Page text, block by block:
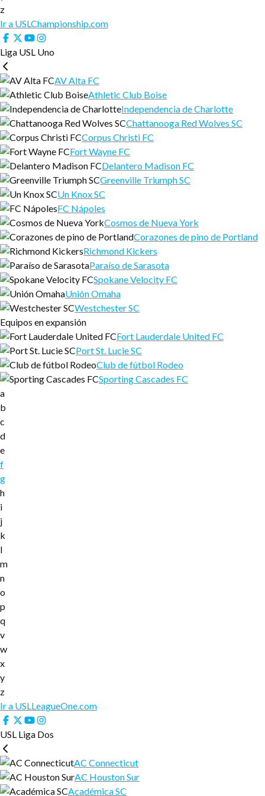
z
Ir a USLChampionship.com
Liga USL Uno
AV Alta FC
Athletic Club Boise
Independencia de Charlotte
Chattanooga Red Wolves SC
Corpus Christi FC
Fort Wayne FC
Delantero Madison FC
Greenville Triumph SC
Un Knox SC
FC Nápoles
Cosmos de Nueva York
Corazones de pino de Portland
Richmond Kickers
Paraíso de Sarasota
Spokane Velocity FC
Unión Omaha
Westchester SC
Equipos en expansión
Fort Lauderdale United FC
Port St. Lucie SC
Club de fútbol Rodeo
Sporting Cascades FC
a
b
c
d
e
f
g
h
i
j
k
l
m
n
o
p
q
v
w
x
y
z
Ir a USLLeagueOne.com
USL Liga Dos
AC Connecticut
AC Houston Sur
Académica SC